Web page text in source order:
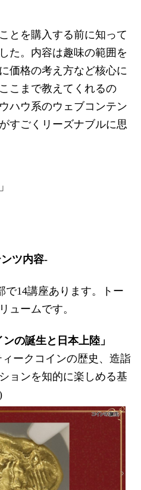
とを購入する前に知って
た。内容は趣味の範囲を
価格の考え方など核心に
こまで教えてくれるの
ハウ系のウェブコンテン
すごくリーズナブルに思
ツ内容-
で14講座あります。トー
ュームです。
の誕生と日本上陸」
ークコインの歴史、造詣
ョンを知的に楽しめる基